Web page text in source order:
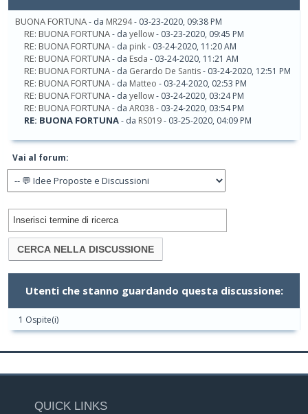
BUONA FORTUNA- da MR294- 03-23-2020, 09:38 PM
RE: BUONA FORTUNA- da yellow- 03-23-2020, 09:45 PM
RE: BUONA FORTUNA- da pink- 03-24-2020, 11:20 AM
RE: BUONA FORTUNA- da Esda - 03-24-2020, 11:21 AM
RE: BUONA FORTUNA- da Gerardo De Santis- 03-24-2020, 12:51 PM
RE: BUONA FORTUNA- da Matteo - 03-24-2020, 02:53 PM
RE: BUONA FORTUNA- da yellow- 03-24-2020, 03:24 PM
RE: BUONA FORTUNA- da AR038- 03-24-2020, 03:54 PM
RE: BUONA FORTUNA- da RS019- 03-25-2020, 04:09 PM
Vai al forum:
Utenti che stanno guardando questa discussione:
1 Ospite(i)
QUICK LINKS